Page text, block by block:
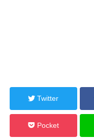
Twitter
Pocket